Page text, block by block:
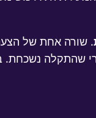
. שורה אחת של
שהתקלה נשכחת.